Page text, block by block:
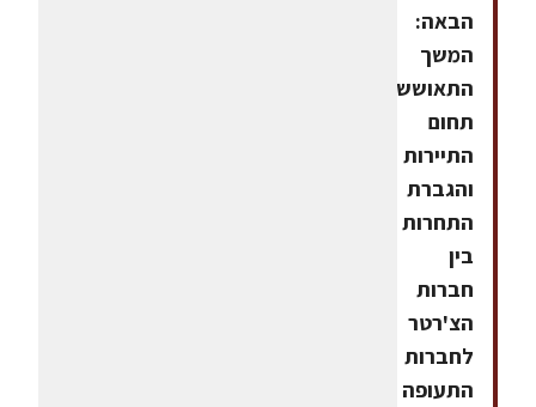
הבאה:
המשך
התאוששות
תחום
התיירות
והגברת
התחרות
בין
חברות
הצ'רטר
לחברות
התעופה